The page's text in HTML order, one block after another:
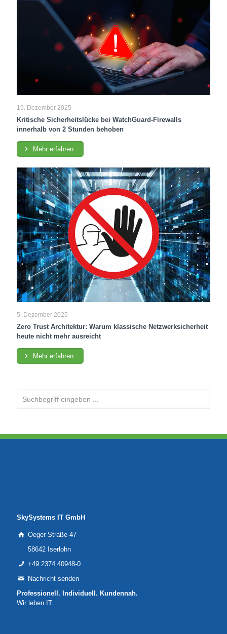
19. Dezember 2025
Kritische Sicherheitslücke bei WatchGuard-Firewalls
innerhalb von 2 Stunden behoben
Mehr erfahren
5. Dezember 2025
Zero Trust Architektur: Warum klassische Netzwerksicherheit
heute nicht mehr ausreicht
Mehr erfahren
SkySystems IT GmbH
Oeger Straße 47
58642 Iserlohn
+49 2374 40948-0
Nachricht senden
Professionell. Individuell. Kundennah.
Wir leben IT.